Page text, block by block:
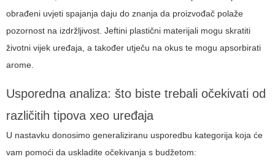
obrađeni uvjeti spajanja daju do znanja da proizvođač polaže
pozornost na izdržljivost. Jeftini plastični materijali mogu skratiti
životni vijek uređaja, a također utječu na okus te mogu apsorbirati
arome.
Usporedna analiza: što biste trebali očekivati od
različitih tipova xeo uređaja
U nastavku donosimo generaliziranu usporedbu kategorija koja će
vam pomoći da uskladite očekivanja s budžetom: